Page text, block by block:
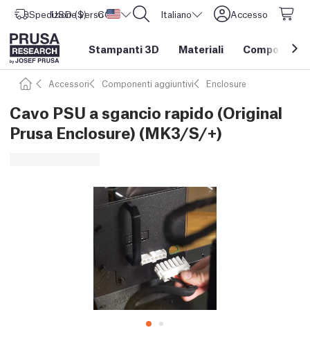
Spedizione verso Stati Uniti d'America
USD ($) CORE One L: Ora disponibile! Italiano Accesso
Stampanti 3D Materiali Componenti
Accessori Componenti aggiuntivi Enclosure
Cavo PSU a sgancio rapido (Original
Prusa Enclosure) (MK3/S/+)